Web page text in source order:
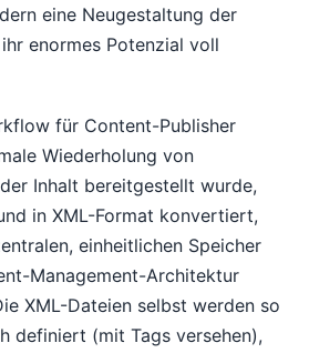
eine Neugestaltung der
enormes Potenzial voll
für Content-Publisher
Wiederholung von
Inhalt bereitgestellt wurde,
in XML-Format konvertiert,
einheitlichen Speicher
Management-Architektur
XML-Dateien selbst werden so
definiert (mit Tags versehen),